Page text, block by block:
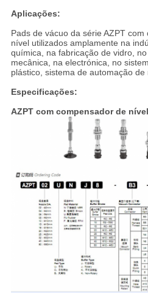
Aplicações:
Pads de vácuo da série AZPT
nível utilizados amplamente na
química, na fabricação de vidro,
mecânica, na electrónica, no
plástico, sistema de automação de
Especificações:
AZPT com compensador de nível